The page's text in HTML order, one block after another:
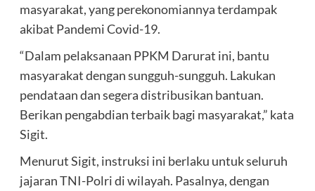
masyarakat, yang perekonomiannya terdampak
akibat Pandemi Covid-19.
“Dalam pelaksanaan PPKM Darurat ini, bantu
masyarakat dengan sungguh-sungguh. Lakukan
pendataan dan segera distribusikan bantuan.
Berikan pengabdian terbaik bagi masyarakat,” kata
Sigit.
Menurut Sigit, instruksi ini berlaku untuk seluruh
jajaran TNI-Polri di wilayah. Pasalnya, dengan